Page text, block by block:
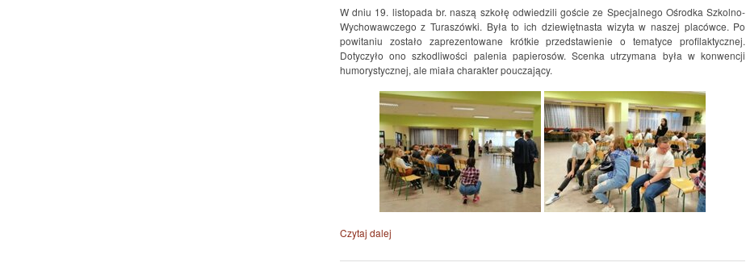
W dniu 19. listopada br. naszą szkołę odwiedzili goście ze Specjalnego Ośrodka Szkolno-
Wychowawczego z Turaszówki. Była to ich dziewiętnasta wizyta w naszej placówce. Po
powitaniu zostało zaprezentowane krótkie przedstawienie o tematyce profilaktycznej.
Dotyczyło ono szkodliwości palenia papierosów. Scenka utrzymana była w konwencji
humorystycznej, ale miała charakter pouczający.
Czytaj dalej